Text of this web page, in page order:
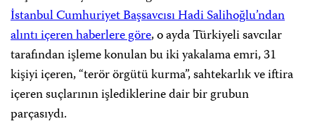
İstanbul Cumhuriyet Başsavcısı Hadi Salihoğlu’ndan
alıntı içeren haberlere göre, o ayda Türkiyeli savcılar
tarafından işleme konulan bu iki yakalama emri, 31
kişiyi içeren, “terör örgütü kurma”, sahtekarlık ve iftira
içeren suçlarının işlediklerine dair bir grubun
parçasıydı.